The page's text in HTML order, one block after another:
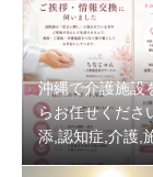
沖縄で介護施設
らお任せくださ
添,認知症,介護,